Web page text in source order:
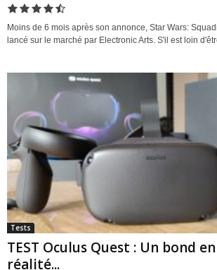
Moins de 6 mois après son annonce, Star Wars:
lancé sur le marché par Electronic Arts. S'il est loin
Tests
TEST Oculus Quest : Un bond
réalité...